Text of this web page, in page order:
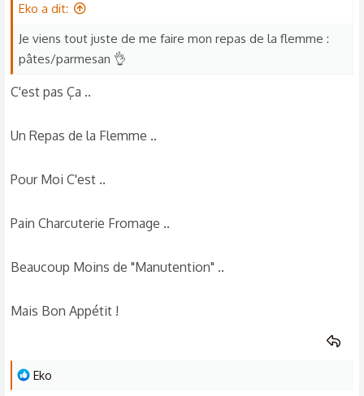
Eko a dit:
Je viens tout juste de me faire mon repas de la flemme :
pâtes/parmesan 👌
C'est pas Ça ..
Un Repas de la Flemme ..
Pour Moi C'est ..
Pain Charcuterie Fromage ..
Beaucoup Moins de "Manutention" ..
Mais Bon Appétit !
L
Eko